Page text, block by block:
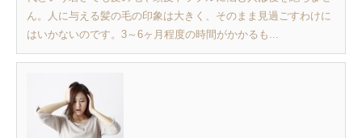
ん。人に与える髪の毛の印象は大きく、そのまま見過ごすわけに
はいかないのです。3～6ヶ月程度の時間がかかるも...